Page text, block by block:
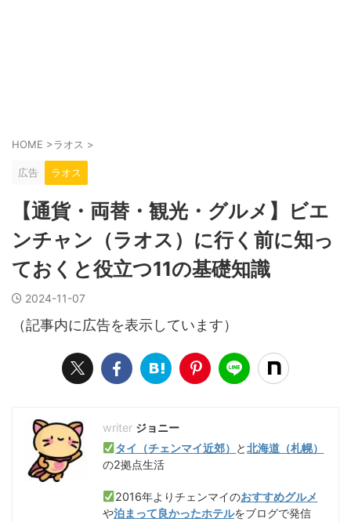
HOME >ラオス >
広告 ラオス
【通貨・両替・観光・グルメ】ビエ
ンチャン（ラオス）に行く前に知っ
ておくと役立つ11の基礎知識
2024-11-07
（記事内に広告を表示しています）
ジョニー
タイ（チェンマイ近郊） と北海道（札幌）
の2拠点生活
2016年よりチェンマイのおすすめグルメ
や泊まって良かったホテルをブログで発信